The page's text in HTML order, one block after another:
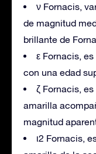
ν Fornacis,
de magnitud
brillante de
ε Fornacis,
con una edad
ζ Fornacis,
amarilla
magnitud
ι2 Fornacis,